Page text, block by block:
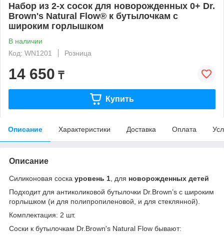
Набор из 2-х сосок для новорожденных 0+ Dr.
Brown's Natural Flow® к бутылочкам с
широким горлышком
В наличии
Код: WN1201
Розница
14 650 ₸
Купить
Описание Характеристики Доставка Оплата
Описание
Силиконовая соска уровень 1 , для новорожденных детей
Подходит для антиколиковой бутылочки Dr.Brown’s с широким
горлышком (и для полипропиленовой, и для стеклянной).
Комплектация: 2 шт.
Соски к бутылочкам Dr.Brown's Natural Flow бывают: